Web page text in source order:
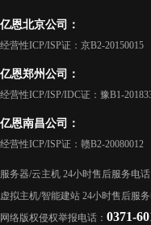
亿恩北京公司：
经营性ICP/ISP证：京B2-20150015
亿恩郑州公司：
经营性ICP/ISP/IDC证：豫B1-
亿恩南昌公司：
经营性ICP/ISP证：赣B2-20080012
服务器/云主机 24小时售后服务电话
虚拟主机/智能建站 24小时售后服务
网络版权侵权举报电话： 0371-